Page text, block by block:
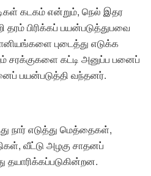
கடகம் என்றும், நெல் இதர
பிரிக்கப் பயன்படுத்துபவை
புடைத்து எடுக்க
சரக்குகளை கட்டி அனுப்ப பனைப்
பயன்படுத்தி வந்தனர்.
நார் எடுத்து மெத்தைகள்,
வீட்டு அழகு சாதனப்
தயாரிக்கப்படுகின்றன.